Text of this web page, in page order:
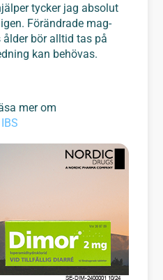
tycker jag absolut
Förändrade mag-
bör alltid tas på
kan behövas.
mer om